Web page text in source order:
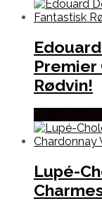
Premier
Rødvin!
Lupé-